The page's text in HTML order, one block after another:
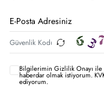
Bilgilerimin Gizlilik Onayı ile
haberdar olmak istiyorum.
ediyorum.